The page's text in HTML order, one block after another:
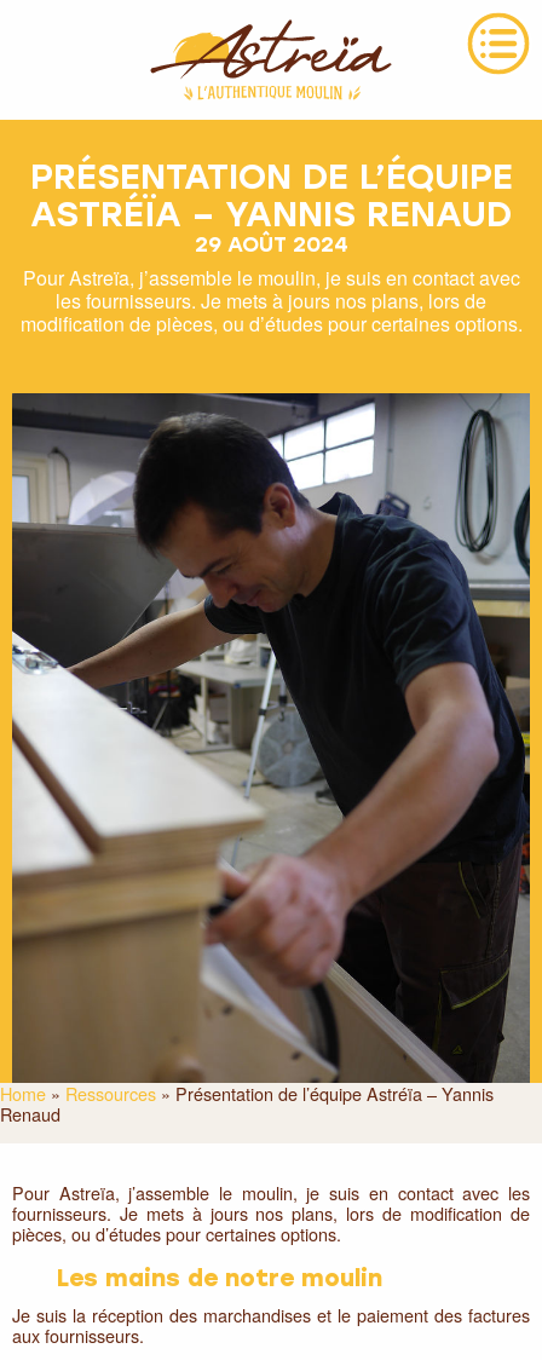
PRÉSENTATION DE L’ÉQUIPE
ASTRÉÏA – YANNIS RENAUD
29 AOÛT 2024
Pour Astreïa, j’assemble le moulin, je suis en contact avec
les fournisseurs. Je mets à jours nos plans, lors de
modification de pièces, ou d’études pour certaines options.
Home » Ressources » Présentation de l’équipe Astréïa – Yannis
Renaud
Pour Astreïa, j’assemble le moulin, je suis en contact avec les
fournisseurs. Je mets à jours nos plans, lors de modification de
pièces, ou d’études pour certaines options.
Les mains de notre moulin
Je suis la réception des marchandises et le paiement des factures
aux fournisseurs.